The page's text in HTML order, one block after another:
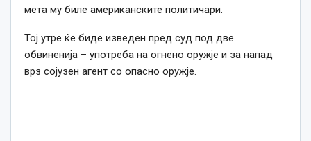
мета му биле американските политичари.
Тој утре ќе биде изведен пред суд под две
обвиненија – употреба на огнено оружје и за напад
врз сојузен агент со опасно оружје.